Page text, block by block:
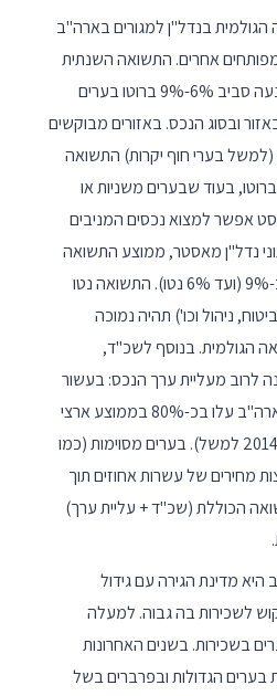
בנדל"ן למגורים בארה"ב
אחרים. התשואה השנתית
הממוצעת משכר דירה נעה סביב 6%-9% ברוטו בערים
ובסוג הנכס. באזורים מבוקשים
(למשל בערי חוף יקרות) התשואה
נמוכה יותר, כ-3%-5% ברוטו, בעוד שבערים משניות או
אפשר למצוא נכסים המניבים
לפי נתוני נדל"ן מאסטר, ממוצע התשואה
הגולמית בארה"ב הוא כ-9% (ועד 6% נטו). התשואה נטו
ניהול וכו') תהיה נמוכה
מהתשואה הגולמית. בנוסף לשכ"ד,
לרוב מעליית ערך הנכס: בעשור
האחרון מחירי הבתים בארה"ב עלו בכ-80% בממוצע ארצי
(155% בפלורידה מאז 2014 למשל). בערים מסוימות (כמו
מחירים של עשרות אחוזים תוך
הכוללת (שכ"ד + עליית ערך)
היא מדינת הגירה עם גידול
לשכירות בה גבוה. למעלה
גרים בשכירות. בשנים האחרונות
בערים הגדולות ובפרברים בשל